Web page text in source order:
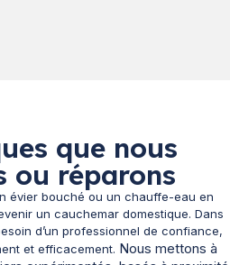
que nous
ou réparons
évier bouché ou un chauffe-eau en
un cauchemar domestique. Dans
d’un professionnel de confiance,
et efficacement. Nous mettons à